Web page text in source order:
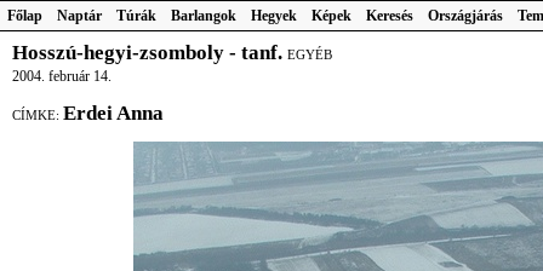
Főlap Naptár Túrák Barlangok Hegyek Képek Keresés Országjárás
Hosszú-hegyi-zsomboly - tanf. EGYÉB
2004. február 14.
CÍMKE: Erdei Anna